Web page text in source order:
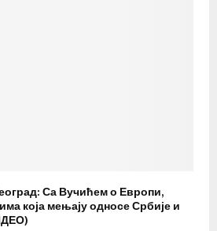
Са Вучићем о Европи,
која мењају односе Србије и